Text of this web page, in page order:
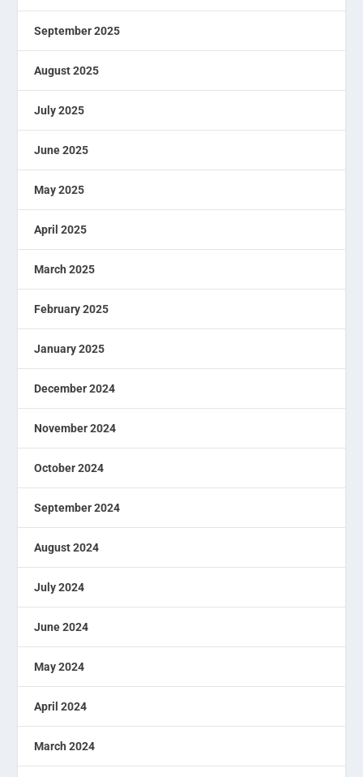
September 2025
August 2025
July 2025
June 2025
May 2025
April 2025
March 2025
February 2025
January 2025
December 2024
November 2024
October 2024
September 2024
August 2024
July 2024
June 2024
May 2024
April 2024
March 2024